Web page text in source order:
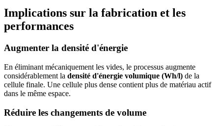
Implications sur la fabrication et les
performances
Augmenter la densité d'énergie
En éliminant mécaniquement les vides, le processus augmente
considérablement la densité d'énergie volumique (Wh/l) de la
cellule finale. Une cellule plus dense contient plus de matériau actif
dans le même espace.
Réduire les changements de volume